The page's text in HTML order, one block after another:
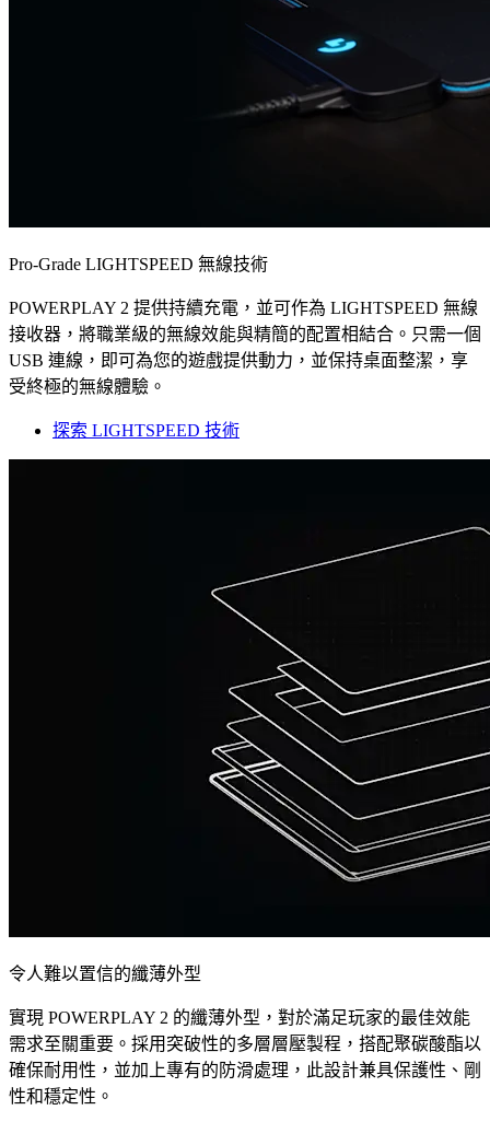
Pro-Grade LIGHTSPEED 無線技術
POWERPLAY 2 提供持續充電，並可作為 LIGHTSPEED 無線
接收器，將職業級的無線效能與精簡的配置相結合。只需一個
USB 連線，即可為您的遊戲提供動力，並保持桌面整潔，享
受終極的無線體驗。
探索 LIGHTSPEED 技術
令人難以置信的纖薄外型
實現 POWERPLAY 2 的纖薄外型，對於滿足玩家的最佳效能
需求至關重要。採用突破性的多層層壓製程，搭配聚碳酸酯以
確保耐用性，並加上專有的防滑處理，此設計兼具保護性、剛
性和穩定性。